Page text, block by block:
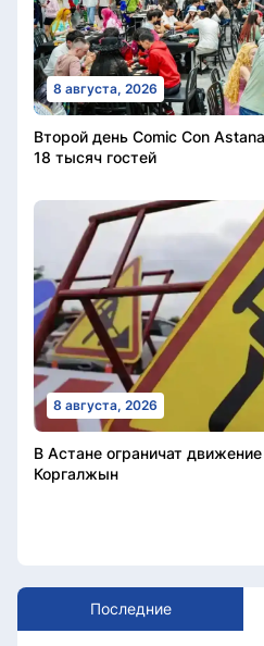
8 августа, 2026
Второй день Comic Con
18 тысяч гостей
8 августа, 2026
В Астане ограничат
Коргалжын
Последние